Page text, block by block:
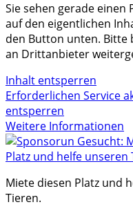
Sie sehen gerade
auf den eigentlichen
den Button unten. Bitte
an Drittanbieter
Inhalt entsperren
Erforderlichen Service
entsperren
Weitere Informationen
Miete diesen Platz und
Tieren.